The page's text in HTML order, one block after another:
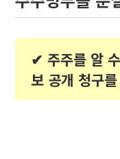
✔︎ 주주를 알
보 공개 청구